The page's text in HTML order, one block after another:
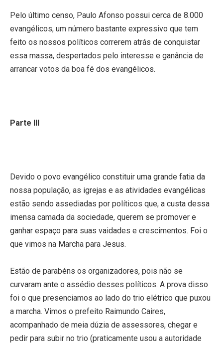
Pelo último censo, Paulo Afonso possui cerca de 8.000
evangélicos, um número bastante expressivo que tem
feito os nossos políticos correrem atrás de conquistar
essa massa, despertados pelo interesse e ganância de
arrancar votos da boa fé dos evangélicos.
Parte III
Devido o povo evangélico constituir uma grande fatia da
nossa população, as igrejas e as atividades evangélicas
estão sendo assediadas por políticos que, a custa dessa
imensa camada da sociedade, querem se promover e
ganhar espaço para suas vaidades e crescimentos. Foi o
que vimos na Marcha para Jesus.
Estão de parabéns os organizadores, pois não se
curvaram ante o assédio desses políticos. A prova disso
foi o que presenciamos ao lado do trio elétrico que puxou
a marcha. Vimos o prefeito Raimundo Caires,
acompanhado de meia dúzia de assessores, chegar e
pedir para subir no trio (praticamente usou a autoridade